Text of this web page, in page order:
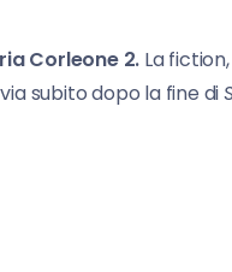
Corleone 2. La fiction,
subito dopo la fine di